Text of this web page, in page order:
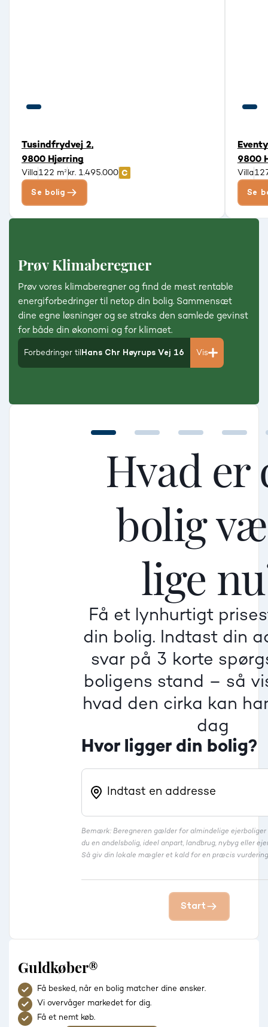
Tusindfrydvej 2,
9800 Hjørring
Villa122 m² kr. 1.495.000
Se bolig
9800
Villa
Se
Prøv Klimaberegner
Prøv vores klimaberegner og find de mest rentable
energiforbedringer til netop din bolig. Sammensæt
dine egne løsninger og se straks den samlede gevinst
for både din økonomi og for klimaet.
Forbedringer til Hans Chr Høyrups Vej 16 Vis
Hvad er
bolig
lige
Få et lynhurtigt
din bolig. Indtast din
svar på 3 korte
boligens stand – så
hvad den cirka kan
dag
Hvor ligger din bolig?
Bemærk: Beregneren gælder for almindelige ejerboliger
du en andelsbolig, ideel anpart, landbrug, nybyg eller
Så giv din lokale mægler et kald for en præcis
Dårlig
Mindre god
Mellem
Dårlig
Mindre god
Mellem
Dårlig
Mindre god
Mellem
Villa
Beregner pris
Start
Guldkøber®
Få besked, når en bolig matcher dine ønsker.
Vi overvåger markedet for dig.
Få et nemt køb.